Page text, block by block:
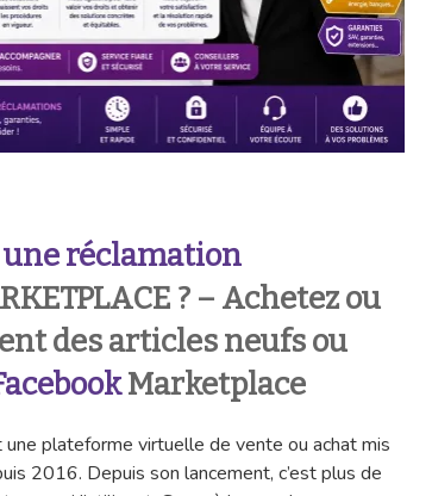
réclamation
? – Achetez ou
des articles neufs ou
Marketplace
plateforme virtuelle de vente ou achat mis
2016. Depuis son lancement, c’est plus de